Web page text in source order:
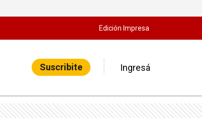
Edición Impresa
Suscribite Ingresá